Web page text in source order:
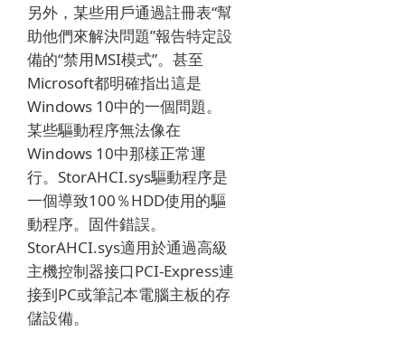
另外，某些用戶通過註冊表“幫
助他們來解決問題”報告特定設
備的“禁用MSI模式”。 甚至
Microsoft都明確指出這是
Windows 10中的一個問題。
某些驅動程序無法像在
Windows 10中那樣正常運
行。StorAHCI.sys驅動程序是
一個導致100％HDD使用的驅
動程序。固件錯誤。
StorAHCI.sys適用於通過高級
主機控制器接口PCI-Express連
接到PC或筆記本電腦主板的存
儲設備。